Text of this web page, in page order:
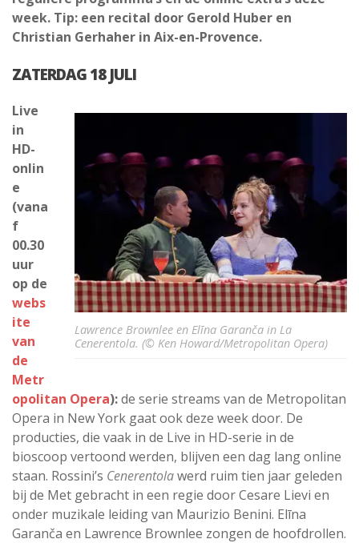
week. Tip: een recital door Gerold Huber en
Christian Gerhaher in Aix-en-Provence.
ZATERDAG 18 JULI
Lawrence Brownlee en Elīna Garanča in La
Cenerentola. (© Ken Howard/Metropolitan Opera)
Live
in
HD-
onlin
e
(vana
f
00.30
uur
op de
webs
ite
van
de
Metr
opolitan Opera):de serie streams van de Metropolitan
Opera in New York gaat ook deze week door. De
producties, die vaak in de Live in HD-serie in de
bioscoop vertoond werden, blijven een dag lang online
staan. Rossini’s Cenerentolawerd ruim tien jaar geleden
bij de Met gebracht in een regie door Cesare Lievi en
onder muzikale leiding van Maurizio Benini. Elīna
Garanča en Lawrence Brownlee zongen de hoofdrollen.